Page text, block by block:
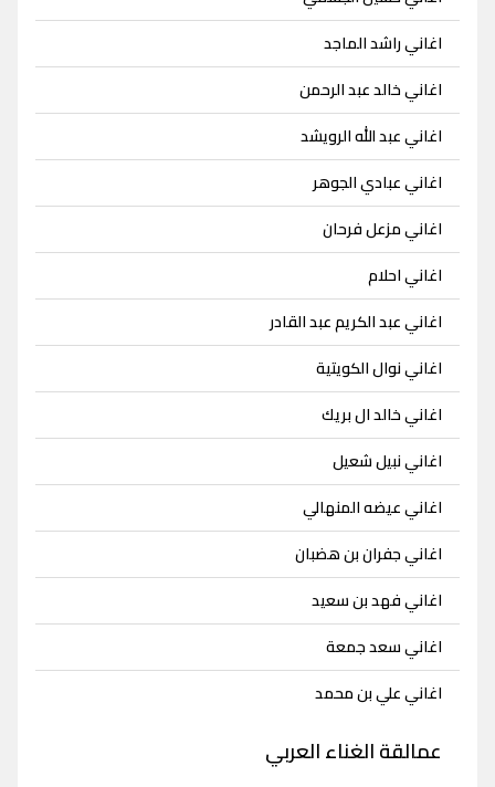
اغاني راشد الماجد
اغاني خالد عبد الرحمن
اغاني عبد الله الرويشد
اغاني عبادي الجوهر
اغاني مزعل فرحان
اغاني احلام
اغاني عبد الكريم عبد القادر
اغاني نوال الكويتية
اغاني خالد ال بريك
اغاني نبيل شعيل
اغاني عيضه المنهالي
اغاني جفران بن هضبان
اغاني فهد بن سعيد
اغاني سعد جمعة
اغاني علي بن محمد
عمالقة الغناء العربي